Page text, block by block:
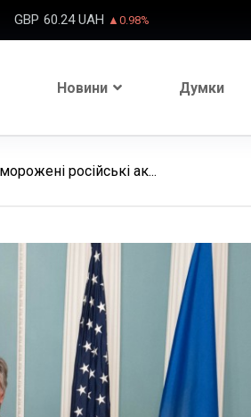
GBP 60.24 UAH ▲0.98%
Новини Думки
російські ак...